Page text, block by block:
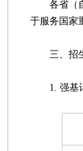
各省（自
于服务国家
三、招生
1. 强基